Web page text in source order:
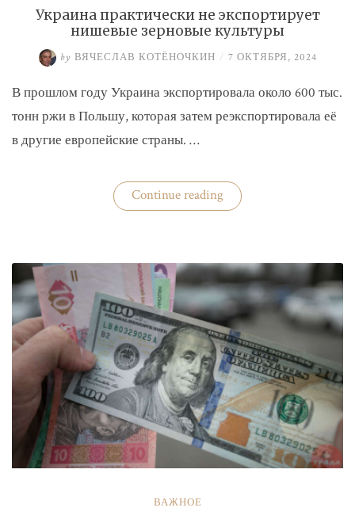
Украина практически не экспортирует
нишевые зерновые культуры
by ВЯЧЕСЛАВ КОТЁНОЧКИН / 7 ОКТЯБРЯ, 2024
В прошлом году Украина экспортировала около 600 тыс.
тонн ржи в Польшу, которая затем реэкспортировала её
в другие европейские страны. …
Continue reading«Украина
практически
зерновые
культуры»
ВАЖНОЕ